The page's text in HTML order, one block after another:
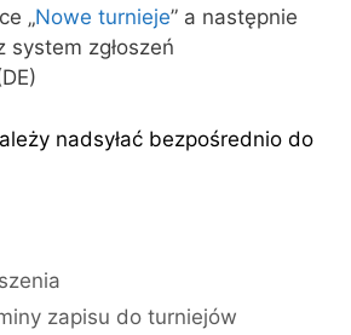
„Nowe turnieje” a następnie
system zgłoszeń
nadsyłać bezpośrednio do
zapisu do turniejów